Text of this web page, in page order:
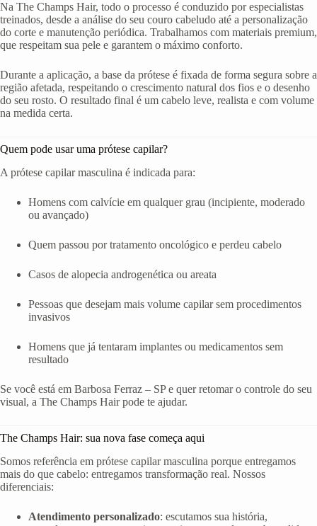
Na The Champs Hair, todo o processo é conduzido por especialistas
treinados, desde a análise do seu couro cabeludo até a personalização
do corte e manutenção periódica. Trabalhamos com materiais premium,
que respeitam sua pele e garantem o máximo conforto.
Durante a aplicação, a base da prótese é fixada de forma segura sobre a
região afetada, respeitando o crescimento natural dos fios e o desenho
do seu rosto. O resultado final é um cabelo leve, realista e com volume
na medida certa.
Quem pode usar uma prótese capilar?
A prótese capilar masculina é indicada para:
Homens com calvície em qualquer grau (incipiente, moderado
ou avançado)
Quem passou por tratamento oncológico e perdeu cabelo
Casos de alopecia androgenética ou areata
Pessoas que desejam mais volume capilar sem procedimentos
invasivos
Homens que já tentaram implantes ou medicamentos sem
resultado
Se você está em Barbosa Ferraz – SP e quer retomar o controle do seu
visual, a The Champs Hair pode te ajudar.
The Champs Hair: sua nova fase começa aqui
Somos referência em prótese capilar masculina porque entregamos
mais do que cabelo: entregamos transformação real. Nossos
diferenciais:
Atendimento personalizado: escutamos sua história,